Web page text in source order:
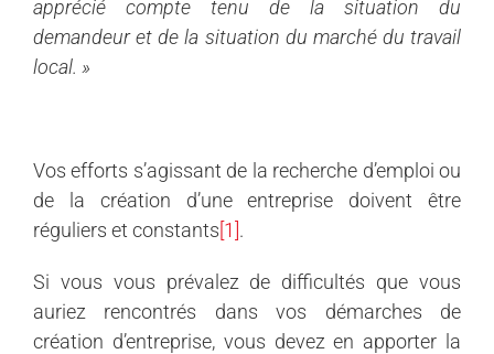
apprécié compte tenu de la situation du
demandeur et de la situation du marché du travail
local. »
Vos efforts s’agissant de la recherche d’emploi ou
de la création d’une entreprise doivent être
réguliers et constants [1] .
Si vous vous prévalez de difficultés que vous
auriez rencontrés dans vos démarches de
création d’entreprise, vous devez en apporter la